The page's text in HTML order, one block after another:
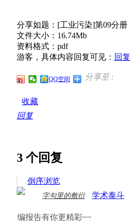
分享如题：[工业污染]第09分册
文件大小：16.74Mb
资料格式：pdf
游客，具体内容回复可见： 回复
分享至 :
QQ空间
收藏
回复
3 个回复
倒序浏览
字句里的敷衍 学术泰斗
编报告有你更精彩~~